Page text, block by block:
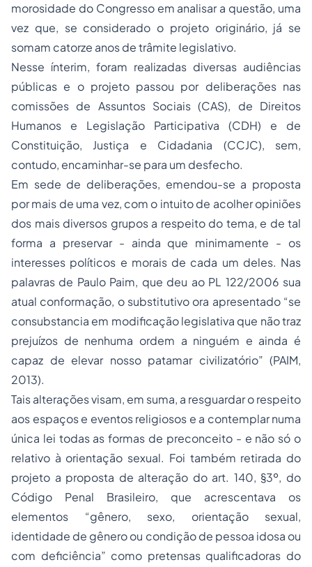
morosidade do Congresso em analisar a questão, uma
vez que, se considerado o projeto originário, já se
somam catorze anos de trâmite legislativo.
Nesse ínterim, foram realizadas diversas audiências
públicas e o projeto passou por deliberações nas
comissões de Assuntos Sociais (CAS), de Direitos
Humanos e Legislação Participativa (CDH) e de
Constituição, Justiça e Cidadania (CCJC), sem,
contudo, encaminhar-se para um desfecho.
Em sede de deliberações, emendou-se a proposta
por mais de uma vez, com o intuito de acolher opiniões
dos mais diversos grupos a respeito do tema, e de tal
forma a preservar - ainda que minimamente - os
interesses políticos e morais de cada um deles. Nas
palavras de Paulo Paim, que deu ao PL 122/2006 sua
atual conformação, o substitutivo ora apresentado “se
consubstancia em modificação legislativa que não traz
prejuízos de nenhuma ordem a ninguém e ainda é
capaz de elevar nosso patamar civilizatório” (PAIM,
2013).
Tais alterações visam, em suma, a resguardar o respeito
aos espaços e eventos religiosos e a contemplar numa
única lei todas as formas de preconceito - e não só o
relativo à orientação sexual. Foi também retirada do
projeto a proposta de alteração do art. 140, §3º, do
Código Penal Brasileiro, que acrescentava os
elementos “gênero, sexo, orientação sexual,
identidade de gênero ou condição de pessoa idosa ou
com deficiência” como pretensas qualificadoras do